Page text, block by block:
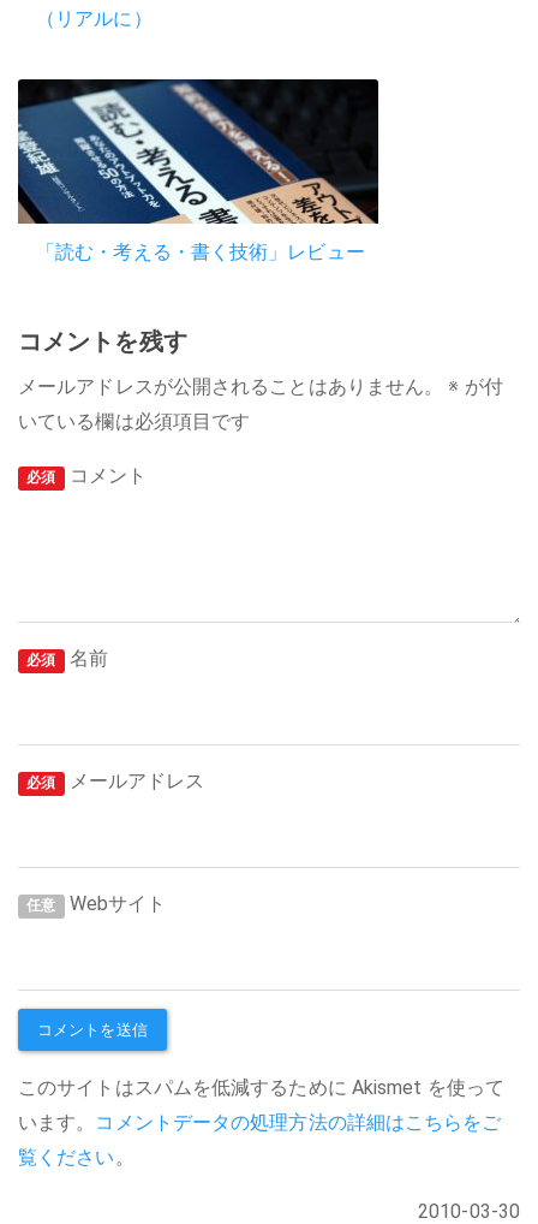
（リアルに）
「読む・考える・書く技術」レビュー
コメントを残す
メールアドレスが公開されることはありません。 ※ が付
いている欄は必須項目です
必須 コメント
必須 名前
必須 メールアドレス
任意 Webサイト
このサイトはスパムを低減するために Akismet を使って
います。 コメントデータの処理方法の詳細はこちらをご
覧ください。
2010-03-30